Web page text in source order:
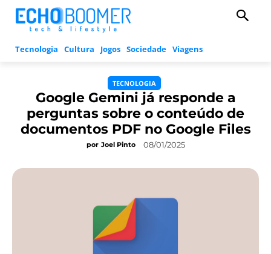
Tecnologia Cultura Jogos Sociedade Viagens
TECNOLOGIA
Google Gemini já responde a
perguntas sobre o conteúdo de
documentos PDF no Google Files
por Joel Pinto 08/01/2025